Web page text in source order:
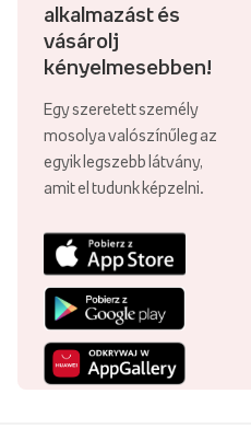
alkalmazást és
vásárolj
kényelmesebben!
Egy szeretett személy
mosolya valószínűleg az
egyik legszebb látvány,
amit el tudunk képzelni.